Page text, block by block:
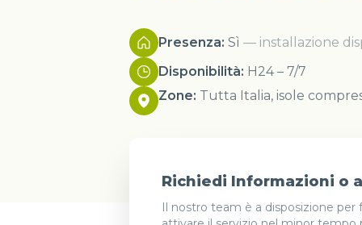
Presenza: Sì — installazione
Disponibilità: H24 – 7/7
Zone: Tutta Italia, isole
Richiedi Informazioni o
Il nostro team è a disposizione